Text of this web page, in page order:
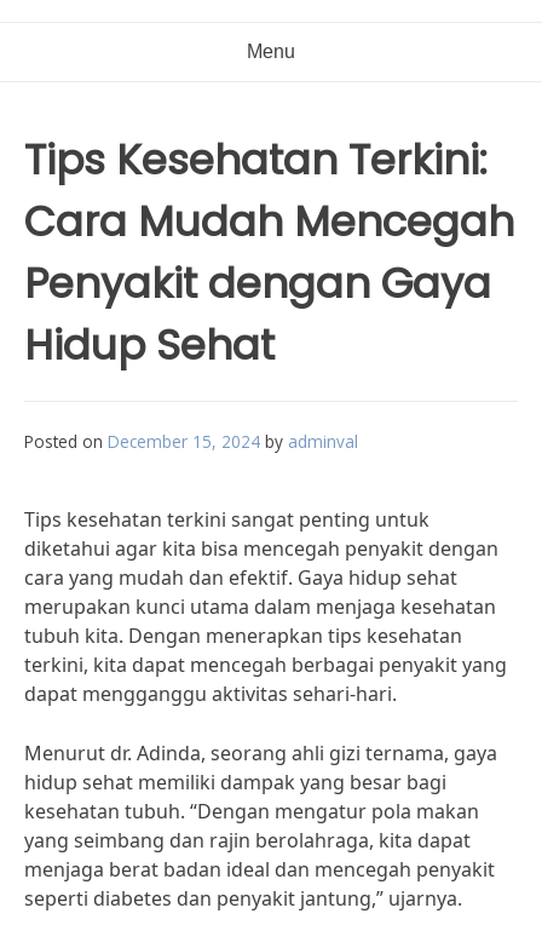
Menu
Tips Kesehatan Terkini:
Cara Mudah Mencegah
Penyakit dengan Gaya
Hidup Sehat
Posted on December 15, 2024 by adminval
Tips kesehatan terkini sangat penting untuk
diketahui agar kita bisa mencegah penyakit dengan
cara yang mudah dan efektif. Gaya hidup sehat
merupakan kunci utama dalam menjaga kesehatan
tubuh kita. Dengan menerapkan tips kesehatan
terkini, kita dapat mencegah berbagai penyakit yang
dapat mengganggu aktivitas sehari-hari.
Menurut dr. Adinda, seorang ahli gizi ternama, gaya
hidup sehat memiliki dampak yang besar bagi
kesehatan tubuh. “Dengan mengatur pola makan
yang seimbang dan rajin berolahraga, kita dapat
menjaga berat badan ideal dan mencegah penyakit
seperti diabetes dan penyakit jantung,” ujarnya.